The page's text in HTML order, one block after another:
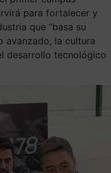
para fortalecer y
que “basa su
avanzado, la cultura
desarrollo tecnológico